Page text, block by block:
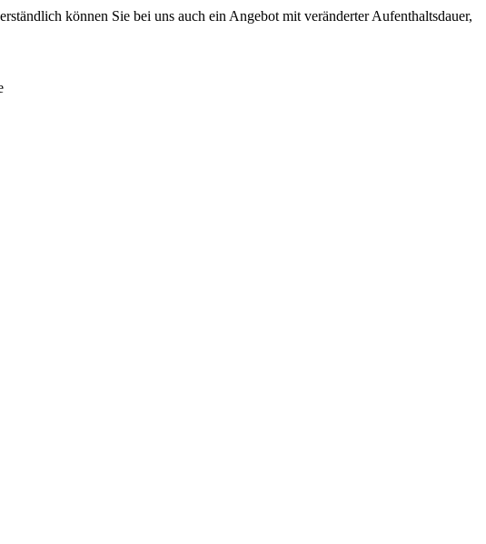
können Sie bei uns auch ein Angebot mit veränderter Aufenthaltsdauer,